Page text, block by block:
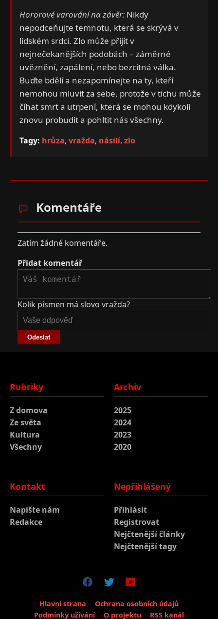
Hororové varování na závěr: Nikdy
nepodceňujte temnotu, která se skrývá v
lidském srdci. Zlo může přijít v
nejnečekanějších podobách – záměrné
uvěznění, zapálení, nebo bezcitná válka.
Buďte bdělí a nezapomínejte na ty, kteří
nemohou mluvit za sebe, protože v tichu může
číhat smrt a utrpení, která se mohou kdykoli
znovu probudit a pohltit nás všechny.
Tagy: hrůza, vražda, násilí, zlo
Komentáře
Zatím žádné komentáře.
Přidat komentář
Kolik písmen má slovo vražda?
Odeslat
Rubriky
Z domova
Ze světa
Kultura
Všechny
Archiv
2025
2024
2023
2020
Kontakt
Napište nám
Redakce
Nepřihlášený
Přihlásit
Registrovat
Nejčtenější články
Nejčtenější tagy
Hlavní strana
Ochrana osobních údajů
Podmínky užívání
O projektu RSS kanál